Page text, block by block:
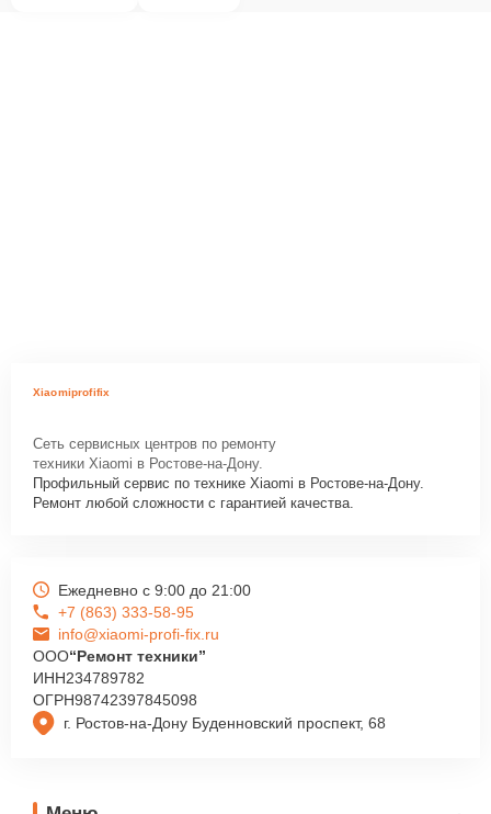
Xiaomiprofifix
Сеть сервисных центров по ремонту
техники Xiaomi в Ростове-на-Дону.
Профильный сервис по технике Xiaomi в Ростове-на-Дону.
Ремонт любой сложности с гарантией качества.
г. Ростов-на-Дону Буденновский проспект, 68
Ежедневно с 9:00 до 21:00
+7 (863) 333-58-95
info@xiaomi-profi-fix.ru
ООО“Ремонт техники”
ИНН234789782
ОГРН98742397845098